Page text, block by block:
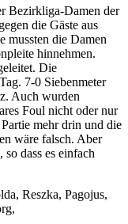
Bezirkliga-Damen der
die Gäste aus
mussten die Damen
hinnehmen.
Die
7-0 Siebenmeter
Auch wurden
Foul nicht oder nur
mehr drin und die
wäre falsch. Aber
dass es einfach
Reszka, Pagojus,